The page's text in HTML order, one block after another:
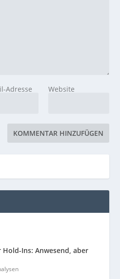
Adresse Website
Ins: Anwesend, aber